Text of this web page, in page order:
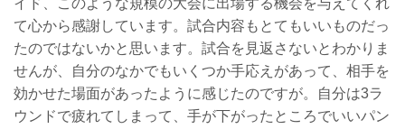
イド、このような規模の大会に出場する機会を与えてくれ
て心から感謝しています。試合内容もとてもいいものだっ
たのではないかと思います。試合を見返さないとわかりま
せんが、自分のなかでもいくつか手応えがあって、相手を
効かせた場面があったように感じたのですが。自分は3ラ
ウンドで疲れてしまって、手が下がったところでいいパン